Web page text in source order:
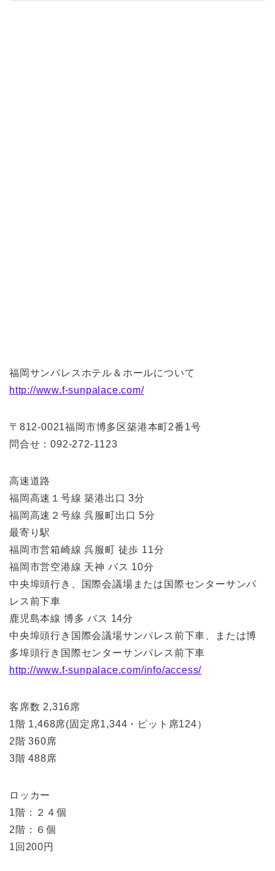
福岡サンパレスホテル＆ホールについて
http://www.f-sunpalace.com/
〒812-0021福岡市博多区築港本町2番1号
問合せ：092-272-1123
高速道路
福岡高速１号線 築港出口 3分
福岡高速２号線 呉服町出口 5分
最寄り駅
福岡市営箱崎線 呉服町 徒歩 11分
福岡市営空港線 天神 バス 10分
中央埠頭行き、国際会議場または国際センターサンパ
レス前下車
鹿児島本線 博多 バス 14分
中央埠頭行き国際会議場サンパレス前下車、または博
多埠頭行き国際センターサンパレス前下車
http://www.f-sunpalace.com/info/access/
客席数 2,316席
1階 1,468席(固定席1,344・ピット席124）
2階 360席
3階 488席
ロッカー
1階：２４個
2階：６個
1回200円